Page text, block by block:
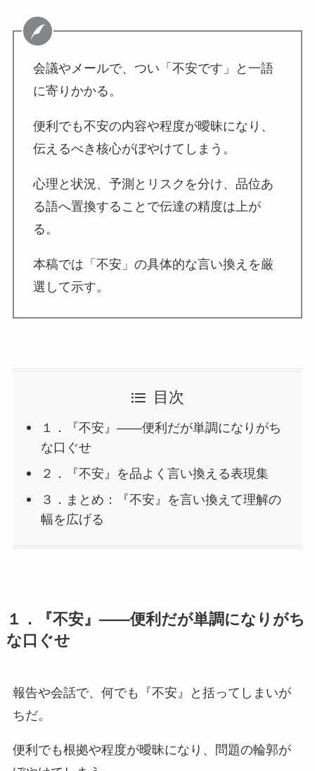
会議やメールで、つい「不安です」と一語
に寄りかかる。
便利でも不安の内容や程度が曖昧になり、
伝えるべき核心がぼやけてしまう。
心理と状況、予測とリスクを分け、品位あ
る語へ置換することで伝達の精度は上が
る。
本稿では「不安」の具体的な言い換えを厳
選して示す。
目次
１．『不安』——便利だが単調になりがち
な口ぐせ
２．『不安』を品よく言い換える表現集
３．まとめ：『不安』を言い換えて理解の
幅を広げる
１．『不安』——便利だが単調になりがち
な口ぐせ
報告や会話で、何でも『不安』と括ってしまいが
ちだ。
便利でも根拠や程度が曖昧になり、問題の輪郭が